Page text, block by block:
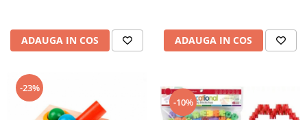
ADAUGA IN COS ADAUGA IN COS
-23%
-10%